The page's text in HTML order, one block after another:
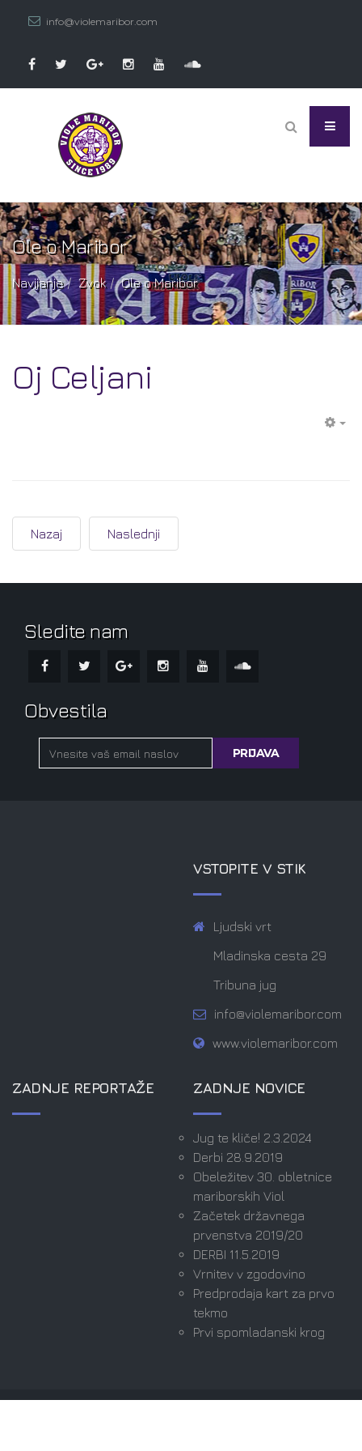
info@violemaribor.com
Ole o Maribor
Navijanje Zvok Ole o Maribor
Oj Celjani
Nazaj Naslednji
Sledite nam
Obvestila
VSTOPITE V STIK
Ljudski vrt
Mladinska cesta 29
Tribuna jug
info@violemaribor.com
www.violemaribor.com
ZADNJE REPORTAŽE ZADNJE NOVICE
Jug te kliče! 2.3.2024
Derbi 28.9.2019
Obeležitev 30. obletnice
mariborskih Viol
Začetek državnega
prvenstva 2019/20
DERBI 11.5.2019
Vrnitev v zgodovino
Predprodaja kart za prvo
tekmo
Prvi spomladanski krog